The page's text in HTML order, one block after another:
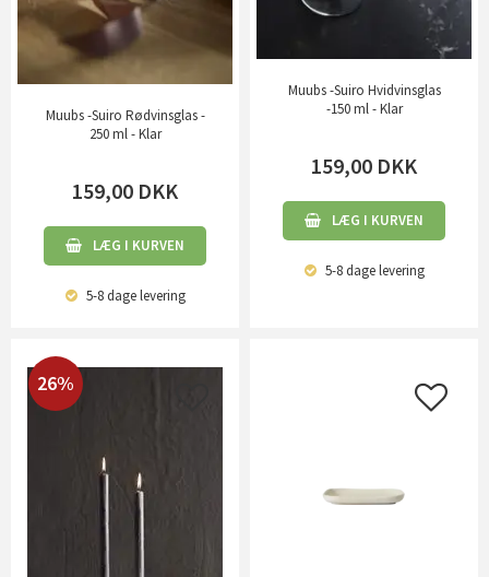
Muubs -Suiro Rødvinsglas -
250 ml - Klar
159,00 DKK
LÆG I KURVEN
5-8 dagelevering
Muubs -Suiro Hvidvinsglas
-150 ml - Klar
159,00 DKK
LÆG I KURVEN
5-8 dagelevering
26%